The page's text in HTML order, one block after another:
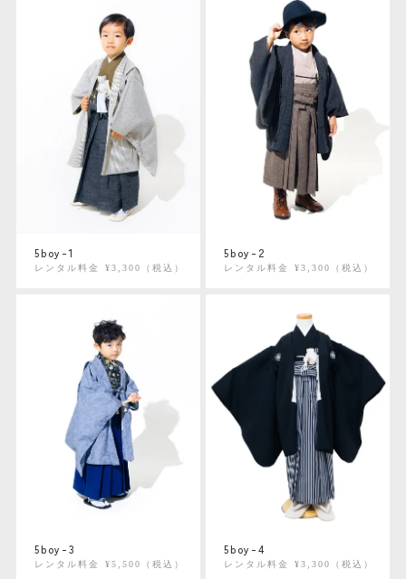
5boy-1
レンタル料金 ¥3,300（税込）
5boy-2
レンタル料金 ¥3,300（税込）
5boy-3
レンタル料金 ¥5,500（税込）
5boy-4
レンタル料金 ¥3,300（税込）